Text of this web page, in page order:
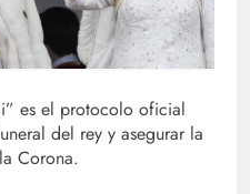
es el protocolo oficial
del rey y asegurar la
Corona.